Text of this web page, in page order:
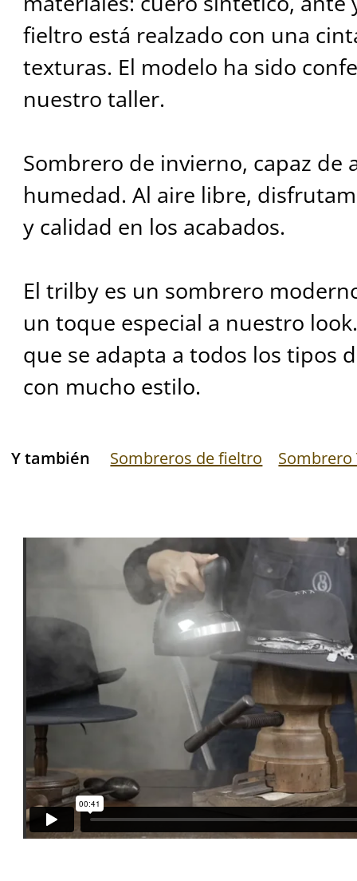
fieltro está realzado con una
texturas. El modelo ha sido
nuestro taller.
Sombrero de invierno, capaz de
humedad. Al aire libre,
y calidad en los acabados.
El trilby es un sombrero
un toque especial a nuestro
que se adapta a todos los tipos
con mucho estilo.
Y también Sombreros de fieltro Sombrero